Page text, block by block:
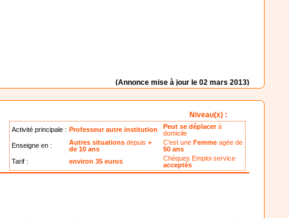
(Annonce mise à jour le 02 mars 2013)
Niveau(x) :
Activité principale : Professeur autre institution Peut se déplacerà
domicile
Enseigne en :
Autres situations depuis+
de 10 ans
C'est uneFemme agée de
50 ans
Tarif :
environ 35 euros
Chèques Emploi service
acceptés